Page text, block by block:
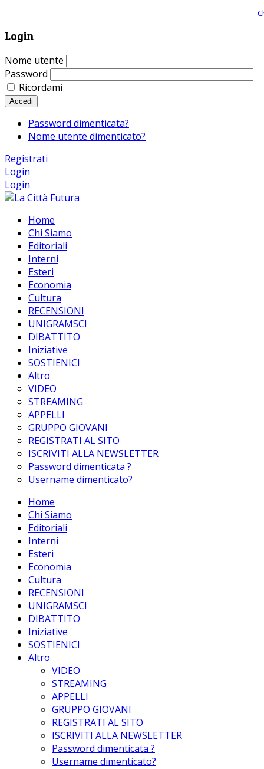
Login
Nome utente
Password
Ricordami
Accedi
Password dimenticata?
Nome utente dimenticato?
Registrati
Login
Login
Home
Chi Siamo
Editoriali
Interni
Esteri
Economia
Cultura
RECENSIONI
UNIGRAMSCI
DIBATTITO
Iniziative
SOSTIENICI
Altro
VIDEO
STREAMING
APPELLI
GRUPPO GIOVANI
REGISTRATI AL SITO
ISCRIVITI ALLA NEWSLETTER
Password dimenticata ?
Username dimenticato?
Home
Chi Siamo
Editoriali
Interni
Esteri
Economia
Cultura
RECENSIONI
UNIGRAMSCI
DIBATTITO
Iniziative
SOSTIENICI
Altro
VIDEO
STREAMING
APPELLI
GRUPPO GIOVANI
REGISTRATI AL SITO
ISCRIVITI ALLA NEWSLETTER
Password dimenticata ?
Username dimenticato?